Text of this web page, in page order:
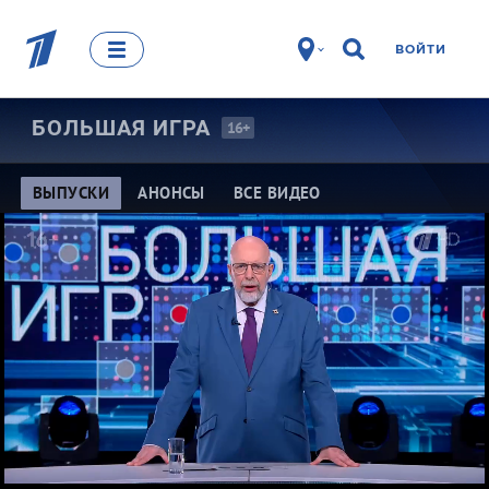
ВОЙТИ
БОЛЬШАЯ ИГРА 16+
ВЫПУСКИ АНОНСЫ ВСЕ ВИДЕО